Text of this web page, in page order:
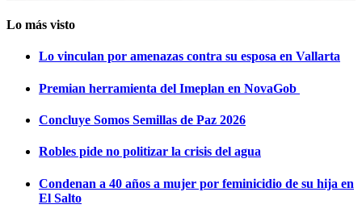
Lo más visto
Lo vinculan por amenazas contra su esposa en Vallarta
Premian herramienta del Imeplan en NovaGob
Concluye Somos Semillas de Paz 2026
Robles pide no politizar la crisis del agua
Condenan a 40 años a mujer por feminicidio de su hija en
El Salto